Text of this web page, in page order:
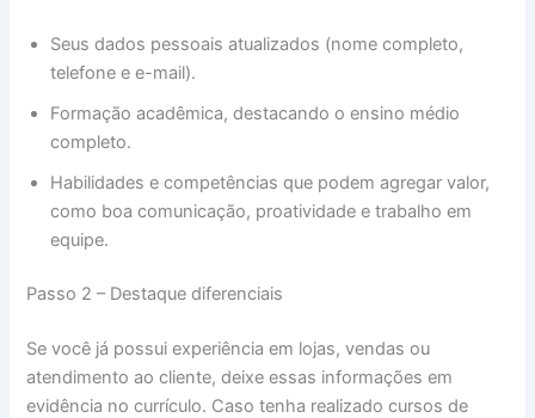
Seus dados pessoais atualizados (nome completo,
telefone e e-mail).
Formação acadêmica, destacando o ensino médio
completo.
Habilidades e competências que podem agregar valor,
como boa comunicação, proatividade e trabalho em
equipe.
Passo 2 – Destaque diferenciais
Se você já possui experiência em lojas, vendas ou
atendimento ao cliente, deixe essas informações em
evidência no currículo. Caso tenha realizado cursos de